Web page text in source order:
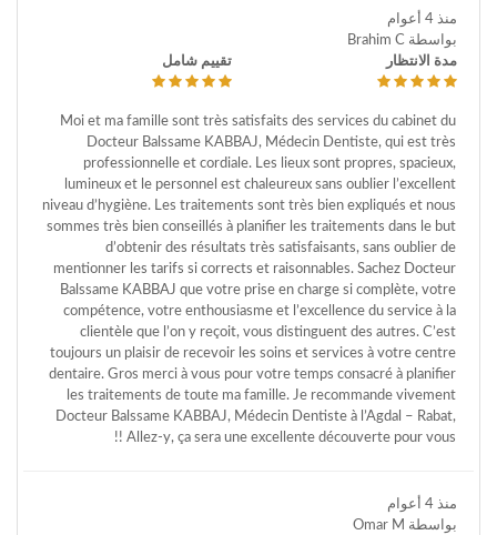
منذ 4 أعوام
بواسطة Brahim C
مدة الانتظار
تقييم شامل
Moi et ma famille sont très satisfaits des services du cabinet du
Docteur Balssame KABBAJ, Médecin Dentiste, qui est très
professionnelle et cordiale. Les lieux sont propres, spacieux,
lumineux et le personnel est chaleureux sans oublier l’excellent
niveau d’hygiène. Les traitements sont très bien expliqués et nous
sommes très bien conseillés à planifier les traitements dans le but
d’obtenir des résultats très satisfaisants, sans oublier de
mentionner les tarifs si corrects et raisonnables. Sachez Docteur
Balssame KABBAJ que votre prise en charge si complète, votre
compétence, votre enthousiasme et l’excellence du service à la
clientèle que l’on y reçoit, vous distinguent des autres. C’est
toujours un plaisir de recevoir les soins et services à votre centre
dentaire. Gros merci à vous pour votre temps consacré à planifier
les traitements de toute ma famille. Je recommande vivement
Docteur Balssame KABBAJ, Médecin Dentiste à l’Agdal – Rabat,
Allez-y, ça sera une excellente découverte pour vous !!
منذ 4 أعوام
بواسطة Omar M